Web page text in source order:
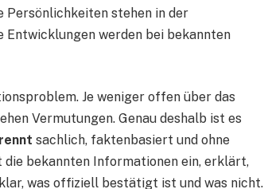
Persönlichkeiten stehen in der
werden bei bekannten
Je weniger offen über das
Vermutungen. Genau deshalb ist es
sachlich, faktenbasiert und ohne
bekannten Informationen ein, erklärt,
was offiziell bestätigt ist und was nicht.